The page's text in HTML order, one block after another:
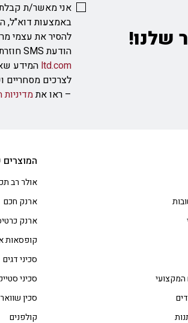
שלנו!
אני מאשר/ת קבלת
להסיר את עצמי
הודעת SMS חוזרת או פנייה לשירות הלקוחות בכתובת
ltd.com המידע
לצרכים מסחריים
– ראו את
המקצועי
המוצרים
אולר רב
ארנק חכם
ארנק
קופסאות
סכיני דגים
סכיני
סכין
קולפנים